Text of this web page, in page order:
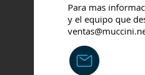
Para mas
y el equipo que